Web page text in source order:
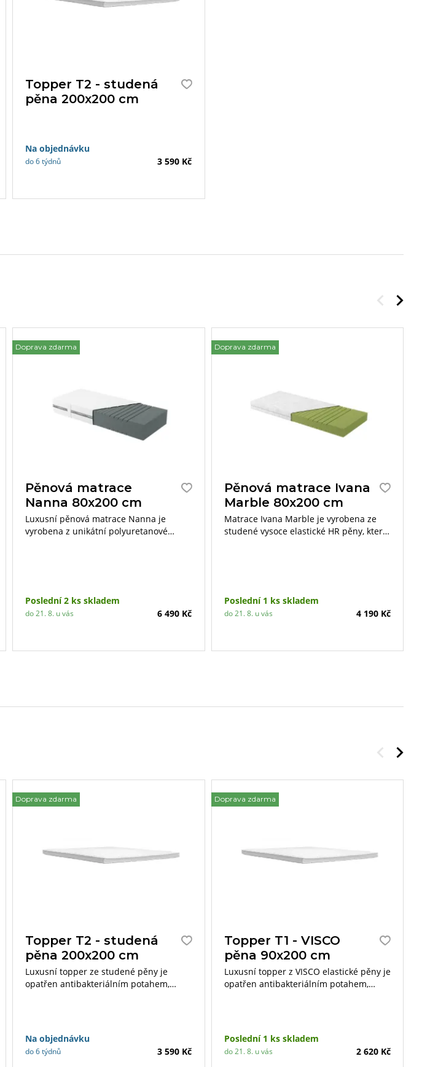
Topper T2 - studená
pěna 200x200 cm
Na objednávku
do 6 týdnů 3 590 Kč
Doprava zdarma
Pěnová matrace
Nanna 80x200 cm
Luxusní pěnová matrace Nanna je
vyrobena z unikátní polyuretanové
Poslední 2 ks skladem
do 21. 8. u vás 6 490 Kč
Doprava zdarma
Pěnová matrace Ivana
Marble 80x200 cm
Matrace Ivana Marble je vyrobena ze
studené vysoce elastické HR pěny, která
Poslední 1 ks skladem
do 21. 8. u vás 4 190 Kč
Doprava zdarma
Topper T2 - studená
pěna 200x200 cm
Luxusní topper ze studené pěny je
opatřen antibakteriálním potahem,
Na objednávku
do 6 týdnů 3 590 Kč
Doprava zdarma
Topper T1 - VISCO
pěna 90x200 cm
Luxusní topper z VISCO elastické pěny je
opatřen antibakteriálním potahem,
Poslední 1 ks skladem
do 21. 8. u vás 2 620 Kč